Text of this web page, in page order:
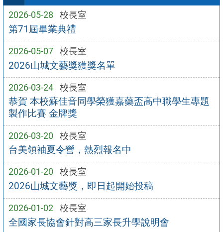
2026-05-28 校長室
第71屆畢業典禮
2026-05-07 校長室
2026山城文藝獎獲獎名單
2026-03-24 校長室
恭賀 本校蘇佳音同學榮獲嘉藥盃高中職學生專題
製作比賽 金牌獎
2026-03-20 校長室
台美領袖夏令營，熱烈報名中
2026-01-20 校長室
2026山城文藝獎，即日起開始投稿
2026-01-02 校長室
全國家長協會針對高三家長升學說明會